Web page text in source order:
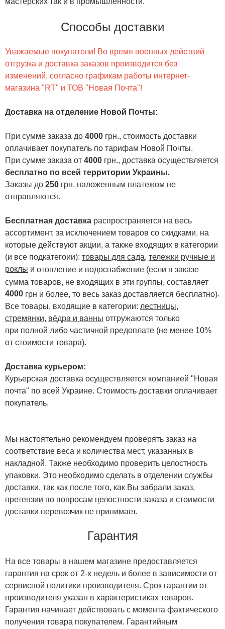
Способы доставки
Уважаемые покупатели! Во время военных действий
отгрузка и доставка заказов производится без
изменений, согласно графикам работы интернет-
магазина "RT" и ТОВ "Новая Почта"!
Доставка на отделение Новой Почты:
При сумме заказа до 4000 грн., стоимость доставки
оплачивает покупатель по тарифам Новой Почты.
При сумме заказа от 4000 грн., доставка осуществляется
бесплатно по всей территории Украины.
Заказы до 250 грн. наложенным платежом не
отправляются.
Бесплатная доставка распространяется на весь
ассортимент, за исключением товаров со скидками, на
которые действуют акции, а также входящих в категории
(и все подкатегоии): товары для сада, тележки ручные и
роклы и отопление и водоснабжение (если в заказе
сумма товаров, не входящих в эти группы, составляет
4000 грн и более, то весь заказ доставляется бесплатно).
Все товары, входящие в категории: лестницы,
стремянки, вёдра и ванны отгружаются только
при полной либо частичной предоплате (не менее 10%
от стоимости товара).
Доставка курьером:
Курьерская доставка осуществляется компанией "Новая
почта" по всей Украине. Стоимость доставки оплачивает
покупатель.
Мы настоятельно рекомендуем проверять заказ на
соответствие веса и количества мест, указанных в
накладной. Также необходимо проверить целостность
упаковки. Это необходимо сделать в отделении службы
доставки, так как после того, как Вы забрали заказ,
претензии по вопросам целостности заказа и стоимости
доставки перевозчик не принимает.
Гарантия
На все товары в нашем магазине предоставляется
гарантия на срок от 2-х недель и более в зависимости от
сервисной политики производителя. Срок гарантии от
производителя указан в характеристиках товаров.
Гарантия начинает действовать с момента фактического
получения товара покупателем. Гарантийным